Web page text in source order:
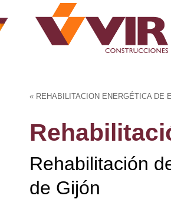
« REHABILITACION ENERGÉTICA DE
Rehabilitación
de Gijón